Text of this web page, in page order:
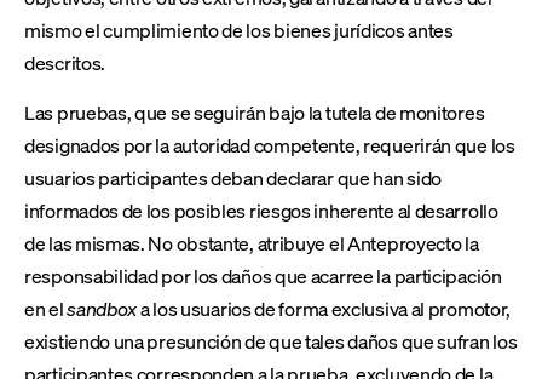
mismo el cumplimiento de los bienes jurídicos antes
descritos.
Las pruebas, que se seguirán bajo la tutela de monitores
designados por la autoridad competente, requerirán que los
usuarios participantes deban declarar que han sido
informados de los posibles riesgos inherente al desarrollo
de las mismas. No obstante, atribuye el Anteproyecto la
responsabilidad por los daños que acarree la participación
en elsandboxa los usuarios de forma exclusiva al promotor,
existiendo una presunción de que tales daños que sufran los